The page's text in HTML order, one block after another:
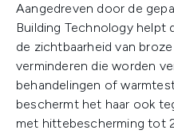
Aangedreven door de
Building Technology helpt
de zichtbaarheid van
verminderen die worden
behandelingen of
beschermt het haar ook
met hittebescherming tot